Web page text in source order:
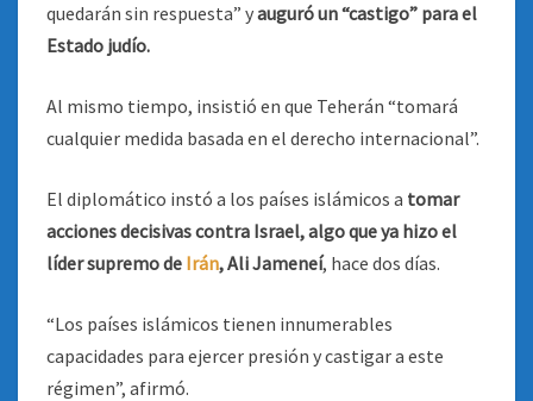
quedarán sin respuesta” yauguró un “castigo” para el
Estado judío.
Al mismo tiempo, insistió en que Teherán “tomará
cualquier medida basada en el derecho internacional”.
El diplomático instó a los países islámicos a tomar
acciones decisivas contra Israel, algo que ya hizo el
líder supremo de Irán, Ali Jameneí, hace dos días.
“Los países islámicos tienen innumerables
capacidades para ejercer presión y castigar a este
régimen”, afirmó.